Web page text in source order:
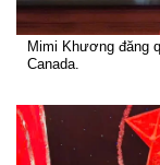
Mimi Khương đăng
Canada.